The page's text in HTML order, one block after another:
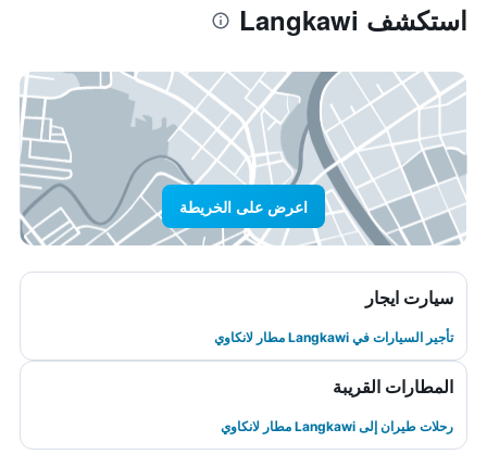
استكشف Langkawi
اعرض على الخريطة
سيارت ايجار
تأجير السيارات في Langkawi مطار لانكاوي
المطارات القريبة
رحلات طيران إلى Langkawi مطار لانكاوي